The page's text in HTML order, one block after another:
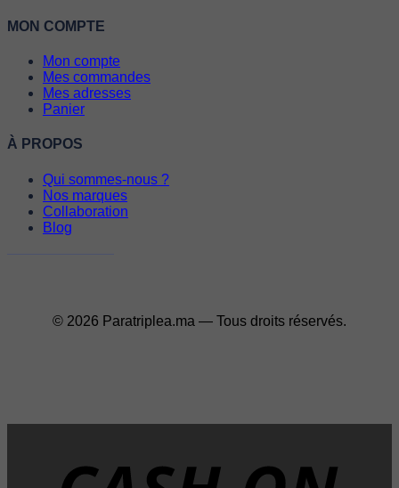
MON COMPTE
Mon compte
Mes commandes
Mes adresses
Panier
À PROPOS
Qui sommes-nous ?
Nos marques
Collaboration
Blog
© 2026 Paratriplea.ma — Tous droits réservés.